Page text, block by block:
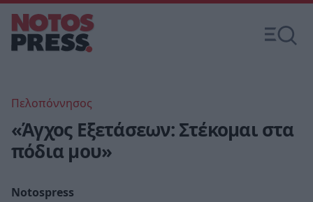
Πελοπόννησος
«Άγχος Εξετάσεων: Στέκομαι στα
πόδια μου»
Notospress